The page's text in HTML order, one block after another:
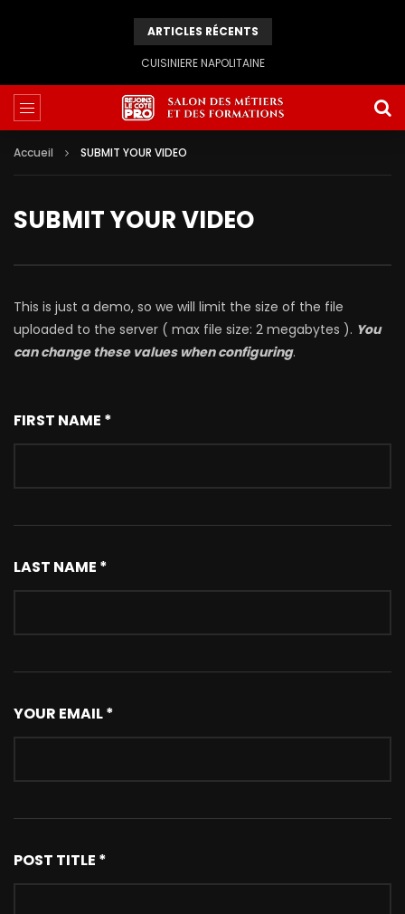
ARTICLES RÉCENTS
CUISINIERE NAPOLITAINE
Accueil SUBMIT YOUR VIDEO
SUBMIT YOUR VIDEO
This is just a demo, so we will limit the size of the file
uploaded to the server ( max file size: 2 megabytes ). You
can change these values when configuring.
FIRST NAME *
LAST NAME *
YOUR EMAIL *
POST TITLE *